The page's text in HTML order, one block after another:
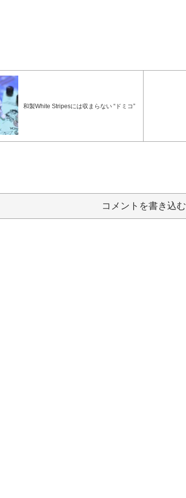
和製White Stripesには収まらない “ドミコ”
コメントを書き込む